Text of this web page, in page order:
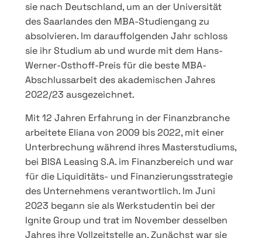
sie nach Deutschland, um an der Universität
des Saarlandes den MBA-Studiengang zu
absolvieren. Im darauffolgenden Jahr schloss
sie ihr Studium ab und wurde mit dem Hans-
Werner-Osthoff-Preis für die beste MBA-
Abschlussarbeit des akademischen Jahres
2022/23 ausgezeichnet.
Mit 12 Jahren Erfahrung in der Finanzbranche
arbeitete Eliana von 2009 bis 2022, mit einer
Unterbrechung während ihres Masterstudiums,
bei BISA Leasing S.A. im Finanzbereich und war
für die Liquiditäts- und Finanzierungsstrategie
des Unternehmens verantwortlich. Im Juni
2023 begann sie als Werkstudentin bei der
Ignite Group und trat im November desselben
Jahres ihre Vollzeitstelle an. Zunächst war sie